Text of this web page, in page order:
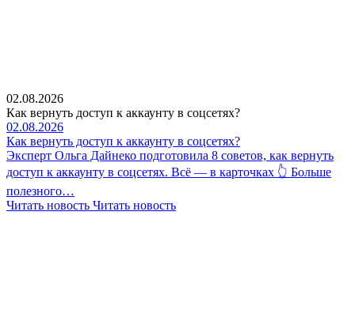
02.08.2026
Как вернуть доступ к аккаунту в соцсетях?
02.08.2026
Как вернуть доступ к аккаунту в соцсетях?
Эксперт Ольга Дайнеко подготовила 8 советов, как вернуть
доступ к аккаунту в соцсетях. Всё — в карточках 👆 Больше
полезного…
Читать новость Читать новость